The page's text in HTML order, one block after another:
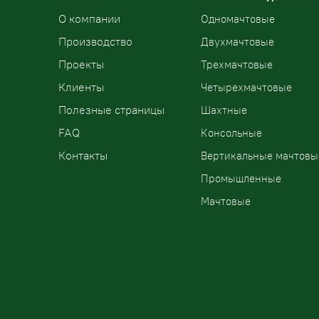
О компании
Производство
Проекты
Клиенты
Полезные страницы
FAQ
Контакты
Одномачтовые
Двухмачтовые
Трехмачтовые
Четырехмачтовые
Шахтные
Консольные
Вертикальные
Промышленные
Мачтовые